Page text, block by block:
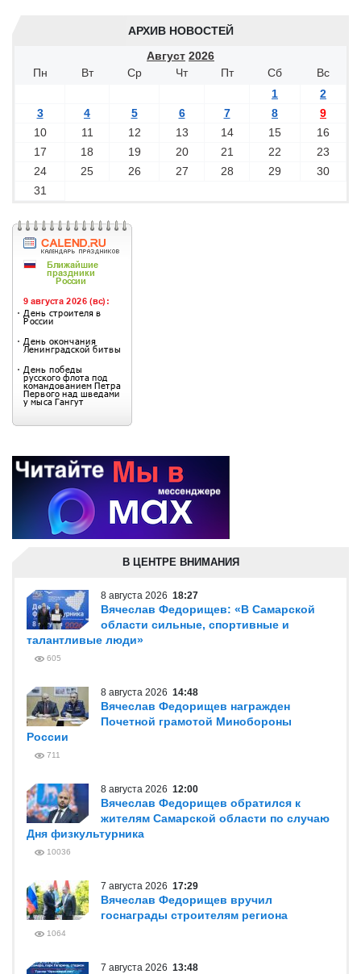
АРХИВ НОВОСТЕЙ
Август 2026
Пн
Вт Ср Чт Пт Сб
Вс
1
2
3
4 5 6 7 8
9
10
11 12 13 14 15
16
17
18 19 20 21 22
23
24
25 26 27 28 29
30
31
В ЦЕНТРЕ ВНИМАНИЯ
8 августа 2026 18:27
Вячеслав Федорищев: «В Самарской
области сильные, спортивные и
талантливые люди»
605
8 августа 2026 14:48
Вячеслав Федорищев награжден
Почетной грамотой Минобороны
России
711
8 августа 2026 12:00
Вячеслав Федорищев обратился к
жителям Самарской области по случаю
Дня физкультурника
10036
7 августа 2026 17:29
Вячеслав Федорищев вручил
госнаграды строителям региона
1064
7 августа 2026 13:48